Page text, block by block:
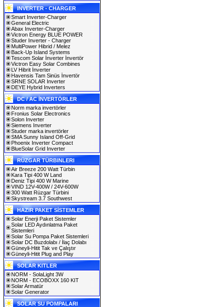
INVERTER - CHARGER
Smart Inverter-Charger
General Electric
Abax Inverter-Charger
Victron Energy BLUE POWER
Studer Inverter - Charger
MultiPower Hibrid / Melez
Back-Up Island Systems
Tescom Solar İnverter İnvertör
Victron Easy Solar Combines
LV Hibrit İnverter
Havensis Tam Sinüs İnvertör
SRNE SOLAR Inverter
DEYE Hybrid Inverters
DC / AC İNVERTÖRLER
Norm marka invertörler
Fronius Solar Electronics
Solon Inverter
Siemens Inverter
Studer marka invertörler
SMA Sunny Island Off-Grid
Phoenix Inverter Compact
BlueSolar Grid Inverter
RÜZGAR TÜRBINLERI
Air Breeze 200 Watt Türbin
Kara Tipi 400 W Land
Deniz Tipi 400 W Marine
VIND 12V-400W / 24V-600W
300 Watt Rüzgar Türbini
Skystream 3.7 Southwest
HAZIR PAKET SİSTEMLER
Solar Enerji Paket Sistemler
Solar LED Aydınlatma Paket
Sistemleri
Solar Su Pompa Paket Sistemleri
Solar DC Buzdolabı / İlaç Dolabı
Güneyli-Hitit Tak ve Çalıştır
Güneyli-Hitit Plug and Play
SOLAR KITLER
NORM - SolaLight 3W
NORM - ECOBOXX 160 KIT
Solar Armatür
Solar Generator
SOLAR SU POMPALARI